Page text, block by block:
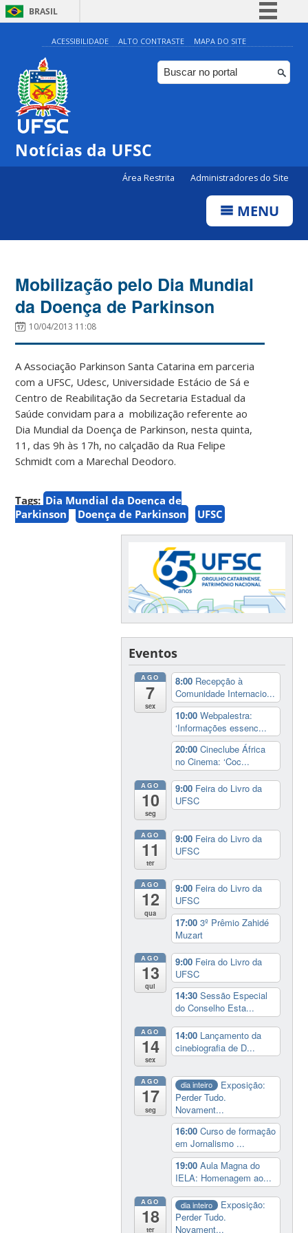
BRASIL
Simplifique!
Comunica BR
Participe
ACESSIBILIDADE ALTO CONTRASTE MAPA DO SITE
Notícias da UFSC
Área Restrita Administradores do Site
MENU
Mobilização pelo Dia Mundial
da Doença de Parkinson
10/04/2013 11:08
A Associação Parkinson Santa Catarina em parceria
com a UFSC, Udesc, Universidade Estácio de Sá e
Centro de Reabilitação da Secretaria Estadual da
Saúde convidam para a mobilização referente ao
Dia Mundial da Doença de Parkinson, nesta quinta,
11, das 9h às 17h, no calçadão da Rua Felipe
Schmidt com a Marechal Deodoro.
Tags: Dia Mundial da Doença de
Parkinson
Doença de Parkinson UFSC
Eventos
AGO
7
sex
8:00 Recepção à
Comunidade Internacio...
10:00Webpalestra:
‘Informações essenc...
20:00Cineclube África
no Cinema: ‘Coc...
AGO
10
seg
9:00 Feira do Livro da
UFSC
AGO
11
ter
9:00 Feira do Livro da
UFSC
AGO
12
qua
9:00 Feira do Livro da
UFSC
17:003º Prêmio Zahidé
Muzart
AGO
13
qui
9:00 Feira do Livro da
UFSC
14:30Sessão Especial
do Conselho Esta...
AGO
14
sex
14:00 Lançamento da
cinebiografia de D...
AGO
17
seg
dia inteiro
Exposição:
Perder Tudo.
Novament...
16:00Curso de formação
em Jornalismo ...
19:00Aula Magna do
IELA: Homenagem ao...
AGO
18
ter
dia inteiro
Exposição:
Perder Tudo.
Novament...